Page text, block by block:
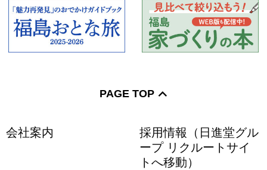
PAGE TOP
会社案内
採用情報（日進堂グル
ープ リクルートサイ
トへ移動）